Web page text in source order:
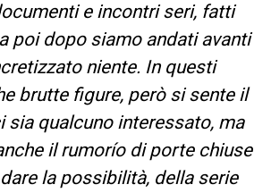
e incontri seri, fatti
poi dopo siamo andati avanti
niente. In questi
brutte figure, però si sente il
sia qualcuno interessato, ma
il rumorío di porte chiuse
la possibilità, della serie